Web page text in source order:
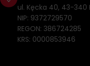
ul. Kęcka 40, 43-340
NIP: 9372729570
REGON: 386724285
KRS: 0000853946